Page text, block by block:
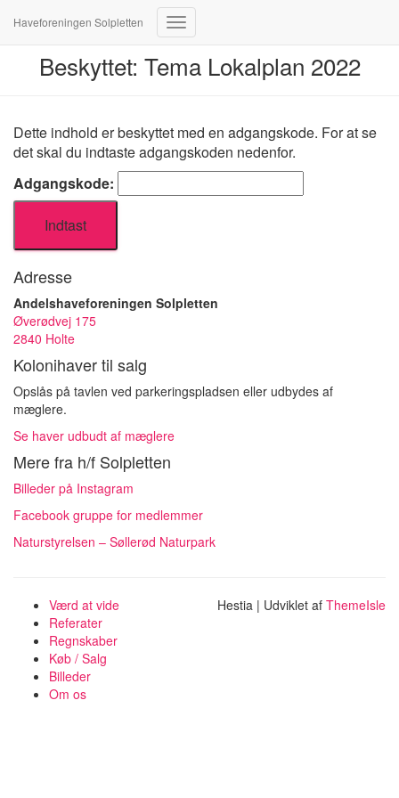
Haveforeningen Solpletten
Skift
navigation
Beskyttet: Tema Lokalplan 2022
Dette indhold er beskyttet med en adgangskode. For at se
det skal du indtaste adgangskoden nedenfor.
Adgangskode:
Adresse
Andelshaveforeningen Solpletten
Øverødvej 175
2840 Holte
Kolonihaver til salg
Opslås på tavlen ved parkeringspladsen eller udbydes af
mæglere.
Se haver udbudt af mæglere
Mere fra h/f Solpletten
Billeder på Instagram
Facebook gruppe for medlemmer
Naturstyrelsen – Søllerød Naturpark
Værd at vide
Referater
Regnskaber
Køb / Salg
Billeder
Om os
Hestia | Udviklet af ThemeIsle